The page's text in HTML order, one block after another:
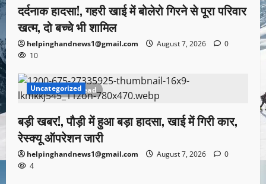
दर्दनाक हादसा!, गहरी खाई में बोलेरो गिरने से पूरा परिवार
खत्म, दो बच्चे भी शामिल
helpinghandnews1@gmail.com August 7, 2026
0
10
1 minute read
Uncategorized
बड़ी खबर!, पौड़ी में हुआ बड़ा हादसा, खाई में गिरी कार,
रेस्क्यू ऑपरेशन जारी
helpinghandnews1@gmail.com August 7, 2026
0
4